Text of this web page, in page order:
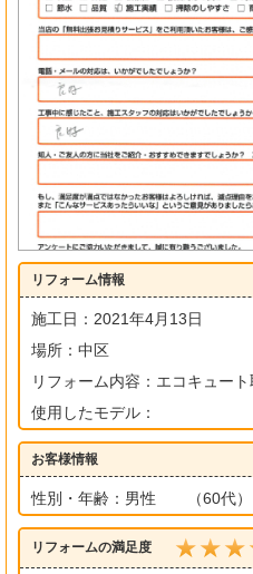
リフォーム情報
施工日：2021年4月13日
場所：中区
リフォーム内容：エコキュー
使用したモデル：
お客様情報
性別・年齢：男性 （60代）
リフォームの満足度